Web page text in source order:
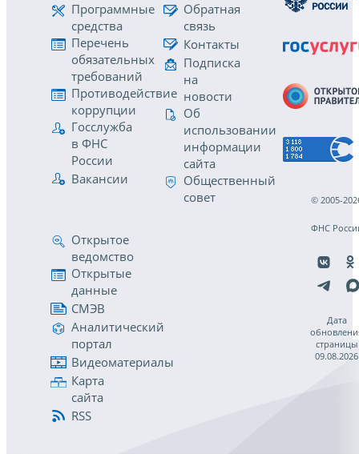
Программные
средства
Перечень
обязательных
требований
Противодействие
коррупции
Госслужба
в ФНС
России
Вакансии
Обратная
связь
Контакты
Подписка
на
новости
Об
использовании
информации
сайта
Общественный
совет
Открытое
ведомство
Открытые
данные
СМЭВ
Аналитический
портал
Видеоматериалы
Карта
сайта
RSS
© 2005-
ФНС
Дата
страницы
09.08.2026